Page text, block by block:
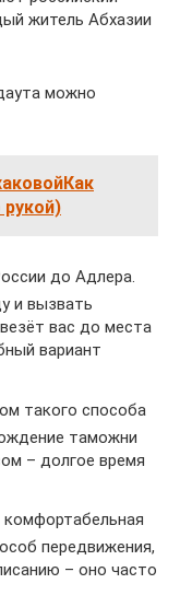
житель Абхазии
можно
до Адлера.
и вызвать
вас до места
вариант
такого способа
таможни
– долгое время
передвижения,
– оно часто